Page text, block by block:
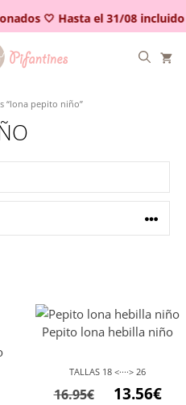
🤍 Hasta el 31/08 incluido
“lona pepito niño”
Pepito lona hebilla niño
TALLAS 18 <····> 26
16.95€
El13.56€El